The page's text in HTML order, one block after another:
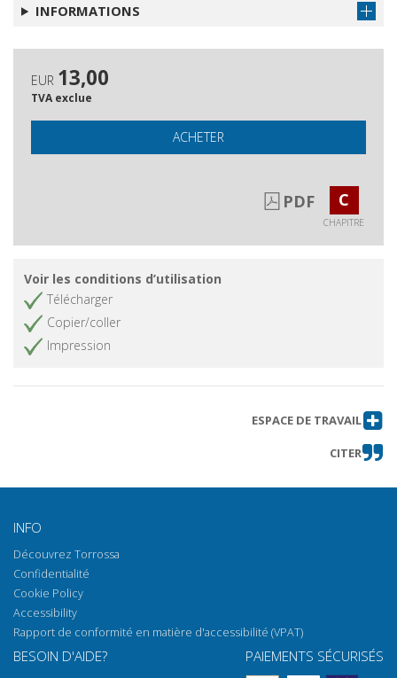
INFORMATIONS
EUR 13,00
TVA exclue
ACHETER
PDF C
CHAPITRE
Voir les conditions d’utilisation
Télécharger
Copier/coller
Impression
ESPACE DE TRAVAIL
CITER
INFO
Découvrez Torrossa
Confidentialité
Cookie Policy
Accessibility
Rapport de conformité en matière d'accessibilité (VPAT)
BESOIN D'AIDE? PAIEMENTS SÉCURISÉS